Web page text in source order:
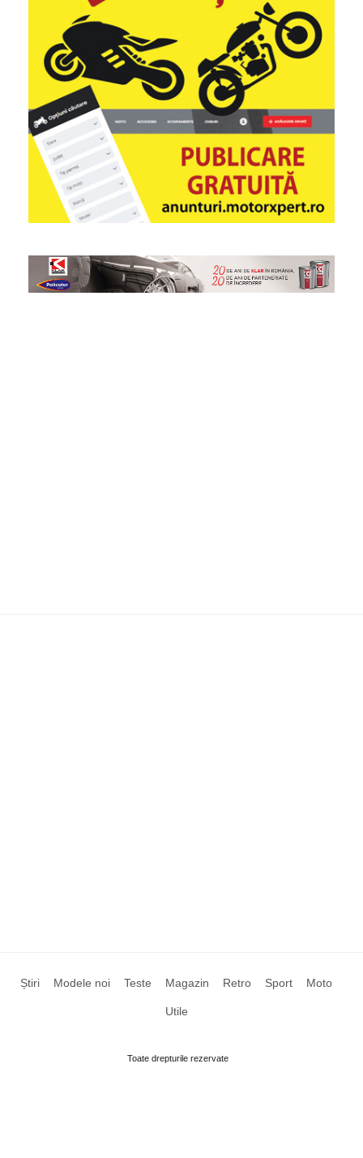
Știri Modele noi Teste Magazin Retro Sport Moto
Utile
Toate drepturile rezervate